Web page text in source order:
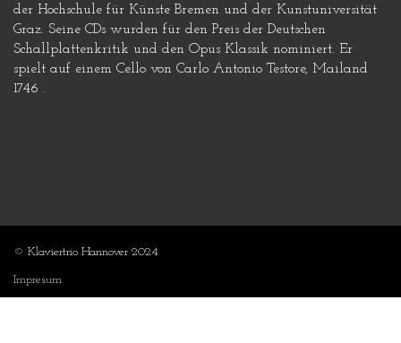
der Hochschule für Künste Bremen und der Kunstuniversität
Graz. Seine CDs wurden für den Preis der Deutschen
Schallplattenkritik und den Opus Klassik nominiert. Er
spielt auf einem Cello von Carlo Antonio Testore, Mailand
1746 .
© Klaviertrio Hannover 2024
Impresum